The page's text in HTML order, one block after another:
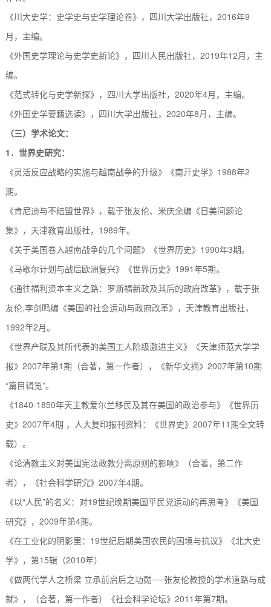
《川大史学：史学史与史学理论卷》，四川大学出版社， 2016年9
月，主编。
《外国史学理论与史学史新论》，四川人民出版社， 2019年12月，主
编。
《范式转化与史学新探》，四川大学出版社， 2020年4月，主编。
《外国史学要籍选读》，四川大学出版社， 2020年8月，主编。
（三）学术论文：
1 ．世界史研究：
《灵活反应战略的实施与越南战争的升级》《南开史学》 1988年2
期。
《肯尼迪与不结盟世界》，载于张友伦、 米庆余编《日美问题论
集》，天津教育出版社， 1989年。
《关于美国卷入越南战争的几个问题》《世界历史》 1990年3期。
《马歇尔计划与战后欧洲复兴》《世界历史》 1991年5期。
《通往福利资本主义之路：罗斯福新政及其后的政府改革》，载于张
友伦,李剑鸣编《美国的社会运动与政府改革》，天津教育出版社，
1992年2月。
《世界产联及其所代表的美国工人阶级激进主义》《天津师范大学学
报》 2007年第1期（合著，第一作者） ， 《新华文摘》 2007年第10期
“篇目辑览”。
《1840-1850年天主教爱尔兰移民及其在美国的政治参与》《世界历
史》 2007年4期 ， 人大复印报刊资料：《世界史》 2007年11期全文转
载）。
《论清教主义对美国宪法政教分离原则的影响》（合著，第二作
者） ， 《社会科学研究》 2007年4期。
《以“人民”的名义：对19世纪晚期美国平民党运动的再思考》《美国
研究》， 2009年第4期。
《在工业化的阴影里： 19世纪后期美国农民的困境与抗议》《北大史
学》，第15辑（2010年）
《做两代学人之桥梁 立承前启后之功勋──张友伦教授的学术道路与成
就》，（合著， 第一作者）《社会科学论坛》 2011年第7期。